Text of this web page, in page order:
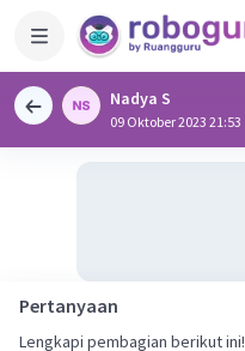
Nadya S
09 Oktober 2023 21:53
Pertanyaan
Lengkapi pembagian berikut ini!